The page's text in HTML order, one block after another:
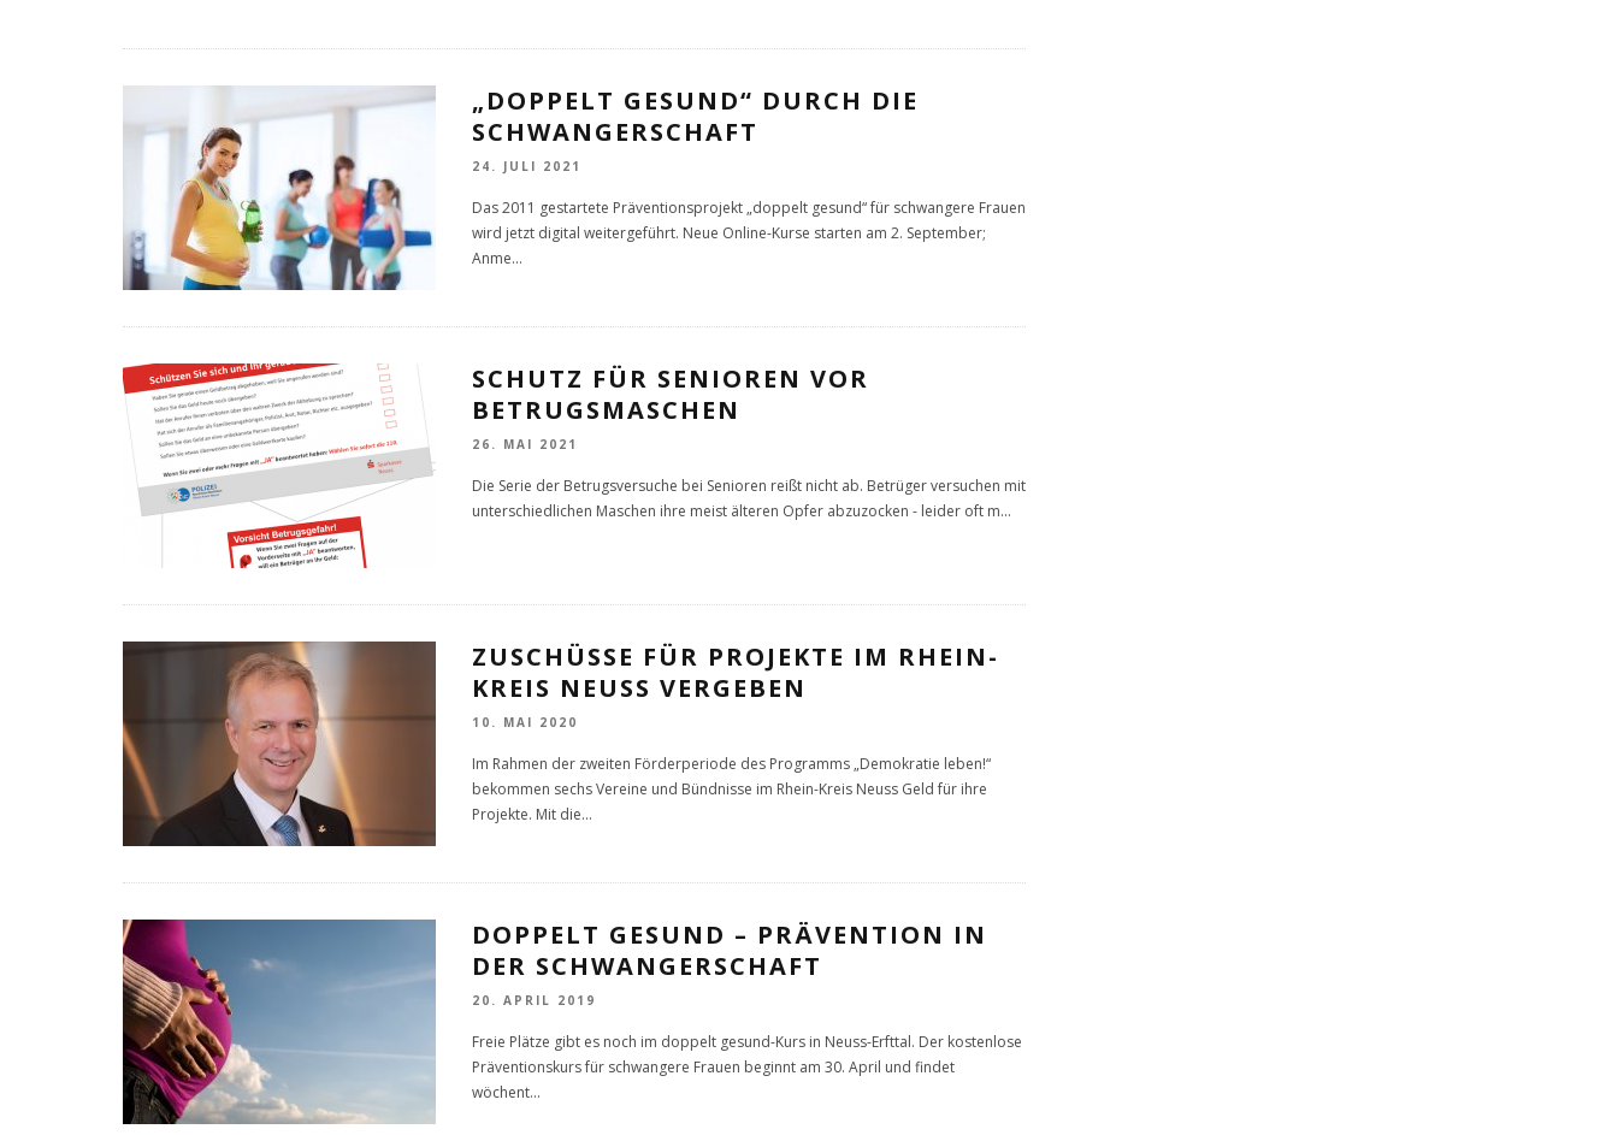
„DOPPELT GESUND“ DURCH DIE
SCHWANGERSCHAFT
24. JULI 2021
Das 2011 gestartete Präventionsprojekt „doppelt gesund“ für schwangere Frauen
wird jetzt digital weitergeführt. Neue Online-Kurse starten am 2. September;
Anme...
SCHUTZ FÜR SENIOREN VOR
BETRUGSMASCHEN
26. MAI 2021
Die Serie der Betrugsversuche bei Senioren reißt nicht ab. Betrüger versuchen mit
unterschiedlichen Maschen ihre meist älteren Opfer abzuzocken - leider oft m...
ZUSCHÜSSE FÜR PROJEKTE IM RHEIN-
KREIS NEUSS VERGEBEN
10. MAI 2020
Im Rahmen der zweiten Förderperiode des Programms „Demokratie leben!“
bekommen sechs Vereine und Bündnisse im Rhein-Kreis Neuss Geld für ihre
Projekte. Mit die...
DOPPELT GESUND – PRÄVENTION IN
DER SCHWANGERSCHAFT
20. APRIL 2019
Freie Plätze gibt es noch im doppelt gesund-Kurs in Neuss-Erfttal. Der kostenlose
Präventionskurs für schwangere Frauen beginnt am 30. April und findet
wöchent...